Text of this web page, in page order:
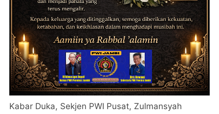
Kabar Duka, Sekjen PWI Pusat, Zulmansyah